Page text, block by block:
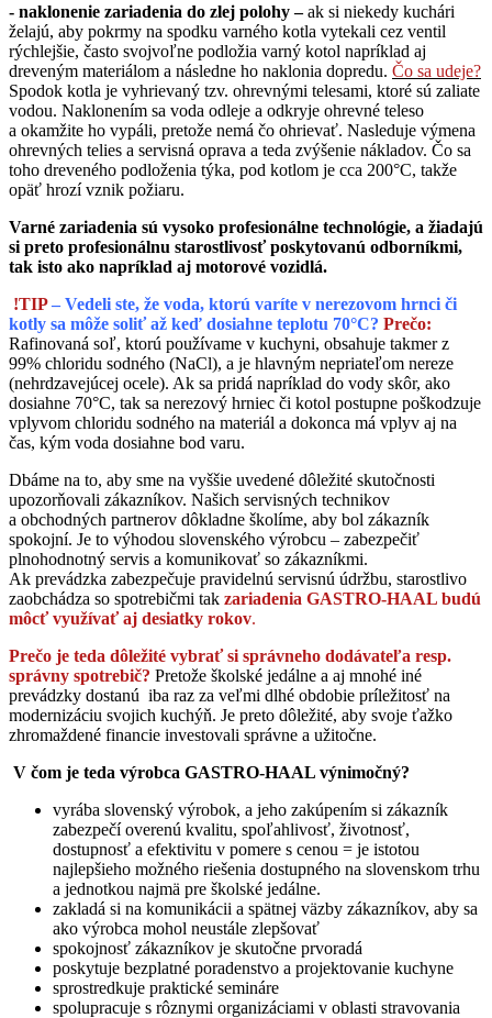
- naklonenie zariadenia do zlej polohy –ak si niekedy kuchári
želajú, aby pokrmy na spodku varného kotla vytekali cez ventil
rýchlejšie, často svojvoľne podložia varný kotol napríklad aj
dreveným materiálom a následne ho naklonia dopredu. Čo sa udeje?
Spodok kotla je vyhrievaný tzv. ohrevnými telesami, ktoré sú zaliate
vodou. Naklonením sa voda odleje a odkryje ohrevné teleso
a okamžite ho vypáli, pretože nemá čo ohrievať. Nasleduje výmena
ohrevných telies a servisná oprava a teda zvýšenie nákladov. Čo sa
toho dreveného podloženia týka, pod kotlom je cca 200°C, takže
opäť hrozí vznik požiaru.
Varné zariadenia sú vysoko profesionálne technológie, a žiadajú
si preto profesionálnu starostlivosť poskytovanú odborníkmi,
tak isto ako napríklad aj motorové vozidlá.
!TIP– Vedeli ste, že voda, ktorú varíte v nerezovom hrnci či
kotly sa môže soliť až keď dosiahne teplotu 70°C? Prečo:
Rafinovaná soľ, ktorú používame v kuchyni, obsahuje takmer z
99% chloridu sodného (NaCl), a je hlavným nepriateľom nereze
(nehrdzavejúcej ocele). Ak sa pridá napríklad do vody skôr, ako
dosiahne 70°C, tak sa nerezový hrniec či kotol postupne poškodzuje
vplyvom chloridu sodného na materiál a dokonca má vplyv aj na
čas, kým voda dosiahne bod varu.
Dbáme na to, aby sme na vyššie uvedené dôležité skutočnosti
upozorňovali zákazníkov. Našich servisných technikov
a obchodných partnerov dôkladne školíme, aby bol zákazník
spokojní. Je to výhodou slovenského výrobcu – zabezpečiť
plnohodnotný servis a komunikovať so zákazníkmi.
Ak prevádzka zabezpečuje pravidelnú servisnú údržbu, starostlivo
zaobchádza so spotrebičmi tak zariadenia GASTRO-HAAL budú
môcť využívať aj desiatky rokov.
Prečo je teda dôležité vybrať si správneho dodávateľa resp.
správny spotrebič? Pretože školské jedálne a aj mnohé iné
prevádzky dostanú iba raz za veľmi dlhé obdobie príležitosť na
modernizáciu svojich kuchýň. Je preto dôležité, aby svoje ťažko
zhromaždené financie investovali správne a užitočne.
V čom je teda výrobca GASTRO-HAAL výnimočný?
vyrába slovenský výrobok, a jeho zakúpením si zákazník
zabezpečí overenú kvalitu, spoľahlivosť, životnosť,
dostupnosť a efektivitu v pomere s cenou = je istotou
najlepšieho možného riešenia dostupného na slovenskom trhu
a jednotkou najmä pre školské jedálne.
zakladá si na komunikácii a spätnej väzby zákazníkov, aby sa
ako výrobca mohol neustále zlepšovať
spokojnosť zákazníkov je skutočne prvoradá
poskytuje bezplatné poradenstvo a projektovanie kuchyne
sprostredkuje praktické semináre
spolupracuje s rôznymi organizáciami v oblasti stravovania